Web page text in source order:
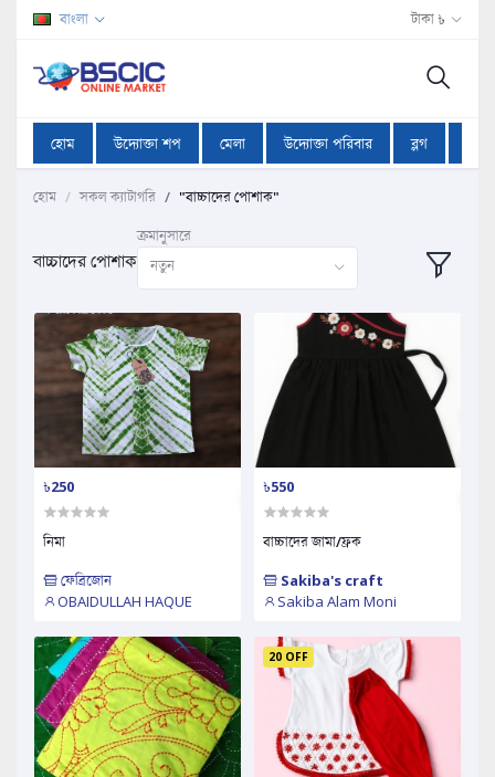
বাংলা টাকা ৳
হোম উদ্যোক্তা শপ মেলা উদ্যোক্তা পরিবার ব্লগ
হোম সকল ক্যাটাগরি "বাচ্চাদের পোশাক"
বাচ্চাদের পোশাক
ক্রমানুসারে
নতুন
৳250
নিমা
ফেব্রিজোন
OBAIDULLAH HAQUE
৳550
বাচ্চাদের জামা/ফ্রক
Sakiba's craft
Sakiba Alam Moni
20 OFF